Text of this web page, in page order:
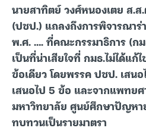
นายสาทิตย์ วงศ์หนองเตย ส.
(ปชป.) แถลงถึงการพิจารณา
พ.ศ. …. ที่คณะกรรมาธิการ (ก
เป็นที่น่าเสียใจที่ กมธ.ไม่ได้แ
ข้อเดียว โดยพรรค ปชป. เสน
เสนอไป 5 ข้อ และจากแพทย
มหาวิทยาลัย ศูนย์ศึกษาปัญหา
ทบทวนเป็นรายมาตรา